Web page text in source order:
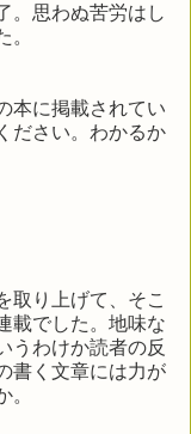
。思わぬ苦労はし
。
本に掲載されてい
ださい。わかるか
取り上げて、そこ
載でした。地味な
うわけか読者の反
書く文章には力が
。